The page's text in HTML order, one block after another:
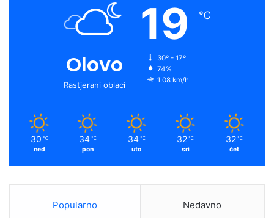
Olovo
Rastjerani oblaci
19 ℃
30º - 17º
74%
1.08 km/h
30 ℃
ned
34 ℃
pon
34 ℃
uto
32 ℃
sri
32 ℃
čet
Popularno Nedavno